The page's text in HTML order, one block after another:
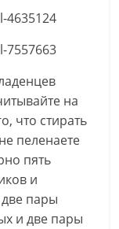
на
что стирать
пеленаете
пять
и
пары
и две пары